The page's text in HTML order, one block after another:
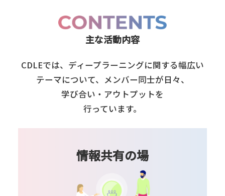
主な活動内容
CDLEでは、ディープラーニングに関する幅広い
テーマについて、 メンバー同士が日々、
学び合い・アウトプットを
行っています。
情報共有の場